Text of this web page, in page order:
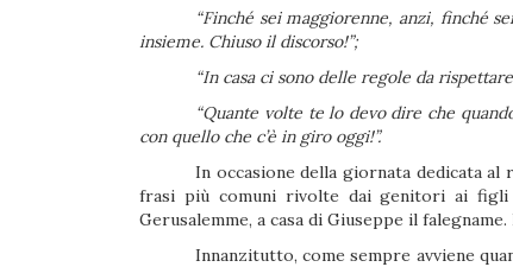
“Finché sei maggiorenne, anzi, finché
insieme. Chiuso il discorso!”;
“In casa ci sono delle regole da
“Quante volte te lo devo dire che
con quello che c’è in giro oggi!”.
In occasione della giornata dedicata al
frasi più comuni rivolte dai genitori ai figli
Gerusalemme, a casa di Giuseppe il
Innanzitutto, come sempre avviene